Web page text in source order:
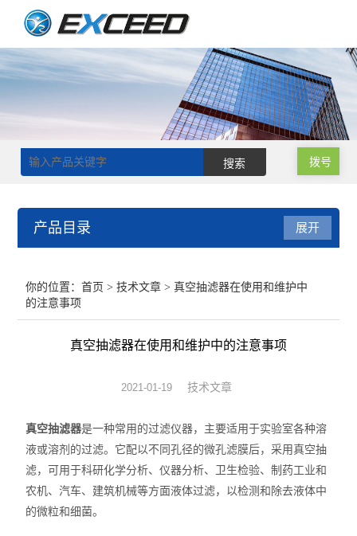
拨号
产品目录
双层玻璃反应釜
单层玻璃反应釜
低温冷却液循环泵
高低温循环一体机
展开
你的位置：首页 >技术文章 > 真空抽滤器在使用和维护中
的注意事项
真空抽滤器在使用和维护中的注意事项
2021-01-19 技术文章
真空抽滤器是一种常用的过滤仪器，主要适用于实验室各种溶
液或溶剂的过滤。它配以不同孔径的微孔滤膜后，采用真空抽
滤，可用于科研化学分析、仪器分析、卫生检验、制药工业和
农机、汽车、建筑机械等方面液体过滤，以检测和除去液体中
的微粒和细菌。